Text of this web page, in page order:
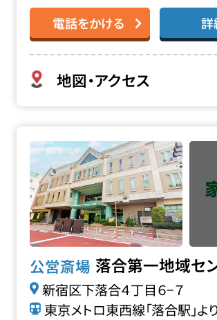
電話をかける 詳
地図・アクセス
公営斎場 落合第一地域セ
新宿区下落合４丁目６−７
東京メトロ東西線「落合駅」よ
落合第一地域センターの詳細へ